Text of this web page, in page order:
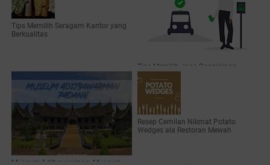
Tips Memilih Seragam Kantor yang
Berkualitas
Tips Memilih Jasa Pengiriman
Barang untuk Toko Online
Museum Adityawarman, Museum
Resep Cemilan Nikmat Potato
Wedges ala Restoran Mewah